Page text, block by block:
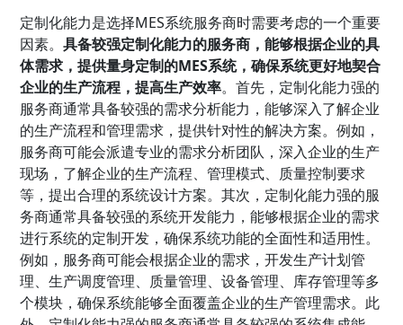
定制化能力是选择MES系统服务商时需要考虑的一个重要
因素。具备较强定制化能力的服务商，能够根据企业的具
体需求，提供量身定制的MES系统，确保系统更好地契合
企业的生产流程，提高生产效率。首先，定制化能力强的
服务商通常具备较强的需求分析能力，能够深入了解企业
的生产流程和管理需求，提供针对性的解决方案。例如，
服务商可能会派遣专业的需求分析团队，深入企业的生产
现场，了解企业的生产流程、管理模式、质量控制要求
等，提出合理的系统设计方案。其次，定制化能力强的服
务商通常具备较强的系统开发能力，能够根据企业的需求
进行系统的定制开发，确保系统功能的全面性和适用性。
例如，服务商可能会根据企业的需求，开发生产计划管
理、生产调度管理、质量管理、设备管理、库存管理等多
个模块，确保系统能够全面覆盖企业的生产管理需求。此